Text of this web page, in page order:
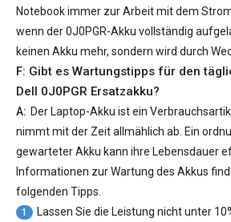
Notebook immer zur Arbeit mit dem
wenn der0J0PGR-Akku vollständig
keinen Akku mehr, sondern wird durch
F: Gibt es Wartungstipps für den
Dell 0J0PGR Ersatzakku?
A: Der Laptop-Akku ist ein
nimmt mit der Zeit allmählich ab. Ein
gewarteter Akku kann ihre Lebensdauer
Informationen zur Wartung des Akkus
folgenden Tipps.
1
Lassen Sie die Leistung nicht unter